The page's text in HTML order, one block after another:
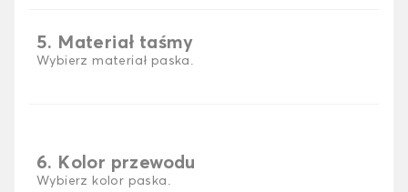
5. Materiał taśmy
Wybierz materiał paska.
6. Kolor przewodu
Wybierz kolor paska.